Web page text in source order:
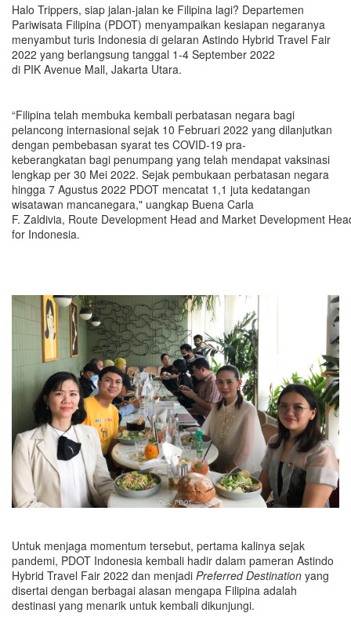
Halo Trippers, siap jalan-jalan ke Filipina lagi? Departemen
Pariwisata Filipina (PDOT) menyampaikan kesiapan negaranya
menyambut turis Indonesia di gelaran Astindo Hybrid Travel Fair
2022 yang berlangsung tanggal 1-4 September 2022
di PIK Avenue Mall, Jakarta Utara.
“Filipina telah membuka kembali perbatasan negara bagi
pelancong internasional sejak 10 Februari 2022 yang dilanjutkan
dengan pembebasan syarat tes COVID-19 pra-
keberangkatan bagi penumpang yang telah mendapat vaksinasi
lengkap per 30 Mei 2022. Sejak pembukaan perbatasan negara
hingga 7 Agustus 2022 PDOT mencatat 1,1 juta kedatangan
wisatawan mancanegara," uangkap Buena Carla
F. Zaldivia, Route Development Head and Market Development
for Indonesia.
Untuk menjaga momentum tersebut, pertama kalinya sejak
pandemi, PDOT Indonesia kembali hadir dalam pameran Astindo
Hybrid Travel Fair 2022 dan menjadi Preferred Destination yang
disertai dengan berbagai alasan mengapa Filipina adalah
destinasi yang menarik untuk kembali dikunjungi.